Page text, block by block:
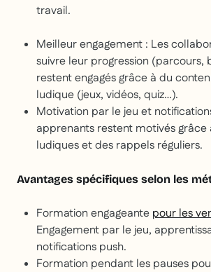
travail.
Meilleur engagement : Les
suivre leur progression (parcours,
restent engagés grâce à du
ludique (jeux, vidéos, quiz…).
Motivation par le jeu et
apprenants restent motivés grâce
ludiques et des rappels réguliers.
Avantages spécifiques selon les
Formation engageante pour les
Engagement par le jeu,
notifications push.
Formation pendant les pauses